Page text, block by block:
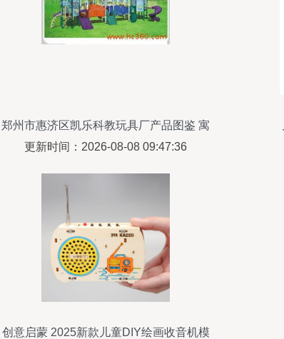
郑州市惠济区凯乐科教玩具厂产品图鉴 寓
教于乐的智慧之选
更新时间：2026-08-08 09:47:36
创意启蒙 2025新款儿童DIY绘画收音机模